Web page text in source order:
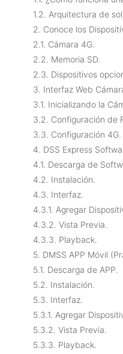
1.2. Arquitectura de
2. Conoce los
2.1. Cámara 4G.
2.2. Memoria SD.
2.3. Dispositivos
3. Interfaz Web
3.1. Inicializando la
3.2. Configuración de
3.3. Configuración 4G.
4. DSS Express
4.1. Descarga de
4.2. Instalación.
4.3. Interfaz.
4.3.1. Agregar
4.3.2. Vista Previa.
4.3.3. Playback.
5. DMSS APP Móvil
5.1. Descarga de APP.
5.2. Instalación.
5.3. Interfaz.
5.3.1. Agregar
5.3.2. Vista Previa.
5.3.3. Playback.